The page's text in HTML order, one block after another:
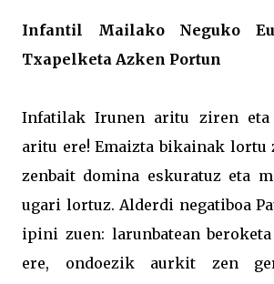
Infantil Mailako Neguko
Txapelketa Azken Portun
Infatilak Irunen aritu ziren eta
aritu ere! Emaizta bikainak lortu
zenbait domina eskuratuz eta
ugari lortuz. Alderdi negatiboa
ipini zuen: larunbatean
ere, ondoezik aurkit zen